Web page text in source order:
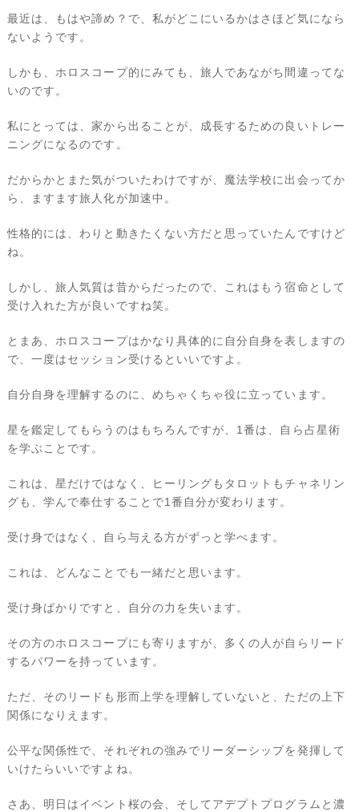
最近は、もはや諦め？で、私がどこにいるかはさほど気になら
ないようです。
しかも、ホロスコープ的にみても、旅人であながち間違ってな
いのです。
私にとっては、家から出ることが、成長するための良いトレー
ニングになるのです。
だからかとまた気がついたわけですが、魔法学校に出会ってか
ら、ますます旅人化が加速中。
性格的には、わりと動きたくない方だと思っていたんですけど
ね。
しかし、旅人気質は昔からだったので、これはもう宿命として
受け入れた方が良いですね笑。
とまあ、ホロスコープはかなり具体的に自分自身を表しますの
で、一度はセッション受けるといいですよ。
自分自身を理解するのに、めちゃくちゃ役に立っています。
星を鑑定してもらうのはもちろんですが、1番は、自ら占星術
を学ぶことです。
これは、星だけではなく、ヒーリングもタロットもチャネリン
グも、学んで奉仕することで1番自分が変わります。
受け身ではなく、自ら与える方がずっと学べます。
これは、どんなことでも一緒だと思います。
受け身ばかりですと、自分の力を失います。
その方のホロスコープにも寄りますが、多くの人が自らリード
するパワーを持っています。
ただ、そのリードも形而上学を理解していないと、ただの上下
関係になりえます。
公平な関係性で、それぞれの強みでリーダーシップを発揮して
いけたらいいですよね。
さあ、明日はイベント桜の会、そしてアデプトプログラムと濃